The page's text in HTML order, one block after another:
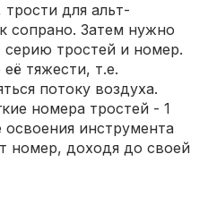
для альт-
сопрано. Затем нужно
серию тростей и номер.
тяжести, т.е.
потоку воздуха.
номера тростей - 1
инструмента
номер, доходя до своей